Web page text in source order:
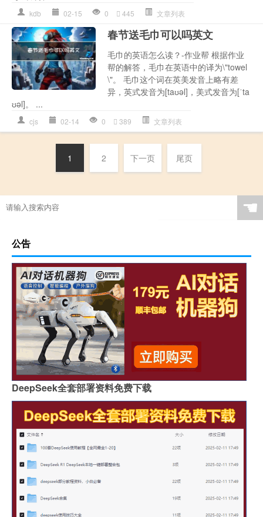
kdb 02-15 0 445 文章列表
春节送毛巾可以吗英文
毛巾的英语怎么读？-作业帮 根据作业
帮的解答，毛巾在英语中的译为\"towel
\"。 毛巾这个词在英美发音上略有差
异，英式发音为[taʊəl]，美式发音为[ˈta
ʊəl]。 ...
cjs 02-14 0 389 文章列表
1 2 下一页 尾页
☚
公告
DeepSeek全套部署资料免费下载